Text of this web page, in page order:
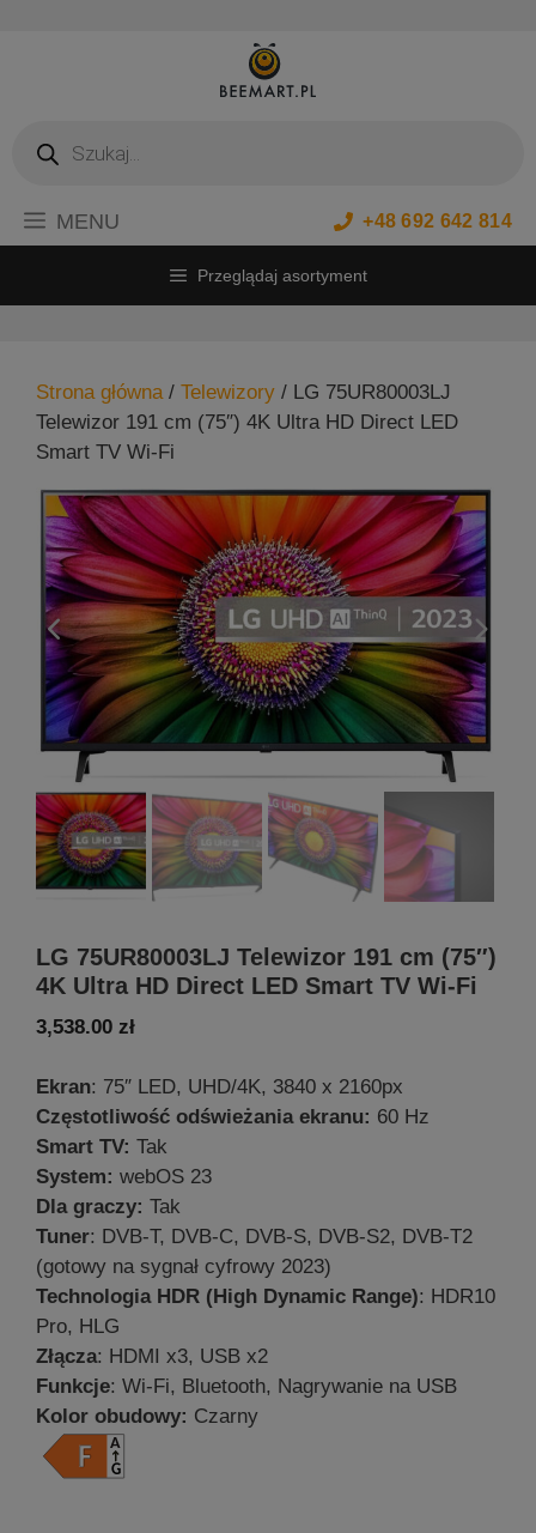
produktów
+48 692 642 814
MENU
Przeglądaj asortyment
Strona główna/ Telewizory / LG 75UR80003LJ
Telewizor 191 cm (75″) 4K Ultra HD Direct LED
Smart TV Wi-Fi
LG 75UR80003LJ Telewizor 191 cm (75″)
4K Ultra HD Direct LED Smart TV Wi-Fi
3,538.00 zł
Ekran: 75″ LED, UHD/4K, 3840 x 2160px
Częstotliwość odświeżania ekranu: 60 Hz
Smart TV: Tak
System: webOS 23
Dla graczy: Tak
Tuner: DVB-T, DVB-C, DVB-S, DVB-S2, DVB-T2
(gotowy na sygnał cyfrowy 2023)
Technologia HDR (High Dynamic Range): HDR10
Pro, HLG
Złącza: HDMI x3, USB x2
Funkcje: Wi-Fi, Bluetooth, Nagrywanie na USB
Kolor obudowy: Czarny